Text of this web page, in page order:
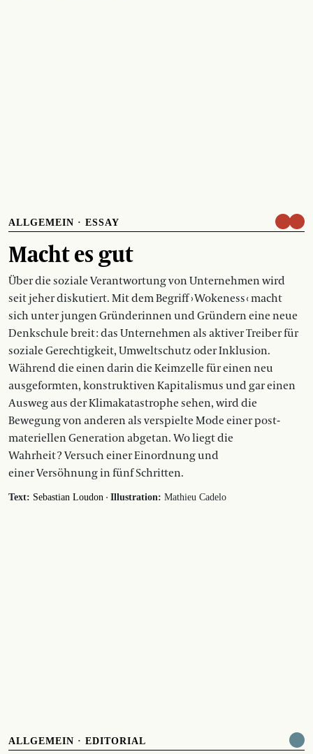
ALLGEMEIN · ESSAY
Macht es gut
Über die soziale Verantwortung von Unternehmen wird
seit jeher diskutiert. Mit dem Begriff › Wokeness ‹ macht
sich unter jungen Gründerinnen und Gründern eine neue
Denkschule breit : das Unternehmen als aktiver Treiber für
soziale Gerechtigkeit, Umweltschutz oder Inklusion.
Während die einen darin die Keimzelle für einen neu
ausgeformten, konstruktiven Kapi­talismus und gar einen
Ausweg aus der Klimakatastrophe sehen, wird die
Bewegung von anderen als verspielte Mode einer post­
materiellen Generation abgetan. Wo liegt die
Wahrheit ? Versuch einer Einordnung und
einer Versöhnung in fünf Schritten.
Text: Sebastian Loudon · Illustration: Mathieu Cadelo
ALLGEMEIN · EDITORIAL